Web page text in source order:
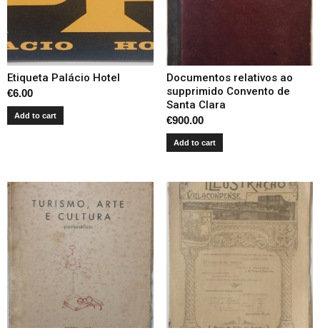
Etiqueta Palácio Hotel
€6.00
Add to cart
Documentos relativos ao
supprimido Convento de
Santa Clara
€900.00
Add to cart